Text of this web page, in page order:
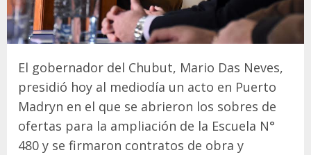
El gobernador del Chubut, Mario Das Neves,
presidió hoy al mediodía un acto en Puerto
Madryn en el que se abrieron los sobres de
ofertas para la ampliación de la Escuela N°
480 y se firmaron contratos de obra y